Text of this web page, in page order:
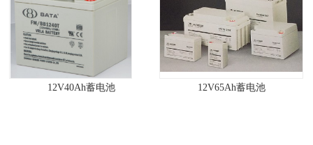
12V40Ah蓄电池 12V65Ah蓄电池